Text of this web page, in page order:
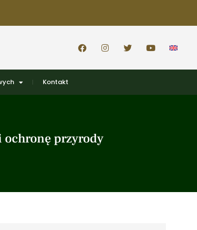
Kontakt
ochronę przyrody